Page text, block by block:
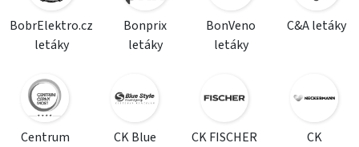
BobrElektro.cz
letáky
Bonprix
letáky
BonVeno
letáky
C&A letáky
Centrum
CK Blue
CK FISCHER
CK